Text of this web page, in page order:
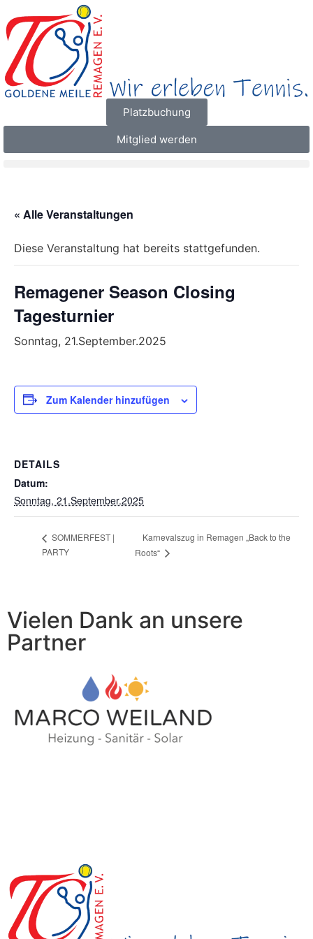
Platzbuchung
Mitglied werden
« Alle Veranstaltungen
Diese Veranstaltung hat bereits stattgefunden.
Remagener Season Closing
Tagesturnier
Sonntag, 21.September.2025
Zum Kalender hinzufügen
DETAILS
Datum:
Sonntag, 21.September.2025
SOMMERFEST |
PARTY
Karnevalszug in Remagen „Back to the
Roots“
Vielen Dank an unsere
Partner